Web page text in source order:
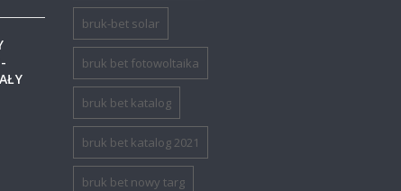
bruk-bet solar
bruk bet fotowoltaika
bruk bet katalog
bruk bet katalog 2021
bruk bet nowy targ